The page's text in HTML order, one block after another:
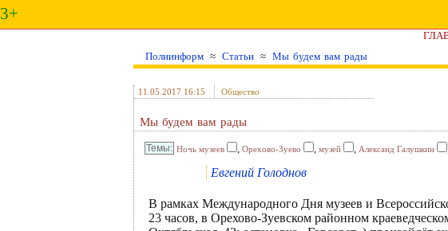
3+
Полиинформ ≈ Статьи ≈ Мы будем вам рады
11.05.2017 16:15 Общество
Мы будем вам рады
Ночь музеев , Орехово-Зуево , музей , Александ Галушкин
Евгений Голоднов
В рамках Международного Дня музеев и
23 часов, в Орехово-Зуевском районном